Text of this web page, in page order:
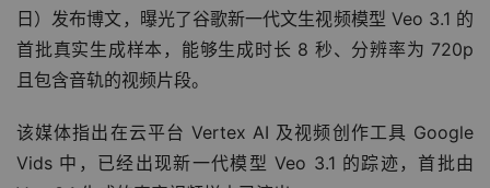
日）发布博文，曝光了谷歌新一代文生视频模型 Veo 3.1 的
首批真实生成样本，能够生成时长 8 秒、分辨率为 720p
且包含音轨的视频片段。
该媒体指出在云平台 Vertex AI 及视频创作工具 Google
Vids 中，已经出现新一代模型 Veo 3.1 的踪迹，首批由